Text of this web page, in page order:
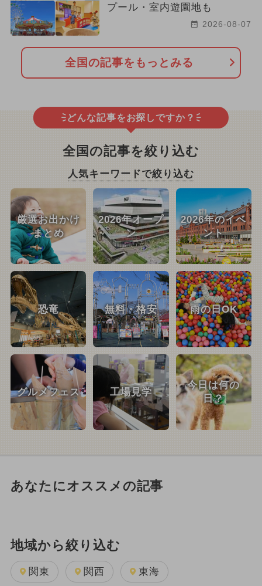
プール・室内遊園地も
2026-08-07
全国の記事をもっとみる
どんな記事をお探しですか？
全国の記事を絞り込む
人気キーワードで絞り込む
厳選お出かけ
まとめ
2026年オープ
ン
2026年のイベ
ント
恐竜 無料・格安 雨の日OK
グルメフェス 工場見学
今日は何の
日？
あなたにオススメの記事
地域から絞り込む
関東 関西 東海